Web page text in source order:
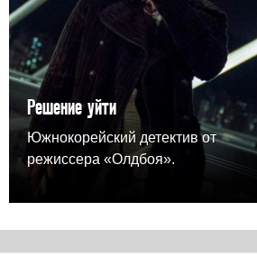
Решение уйти
Южнокорейский детектив от
режиссера «Олдбоя».